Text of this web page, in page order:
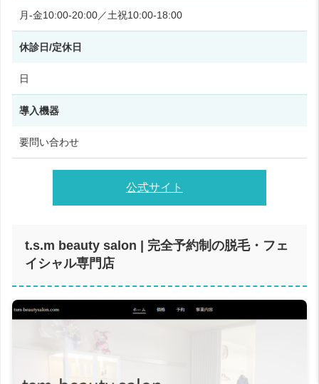
月‑金10:00‑20:00／土祝10:00‑18:00
休診日/定休日
日
導入機器
要問い合わせ
公式サイト
t.s.m beauty salon | 完全予約制の脱毛・フェ
イシャル専門店